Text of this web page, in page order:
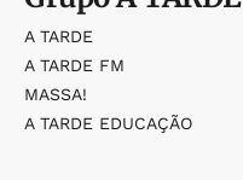
A TARDE
A TARDE FM
MASSA!
A TARDE EDUCAÇÃO